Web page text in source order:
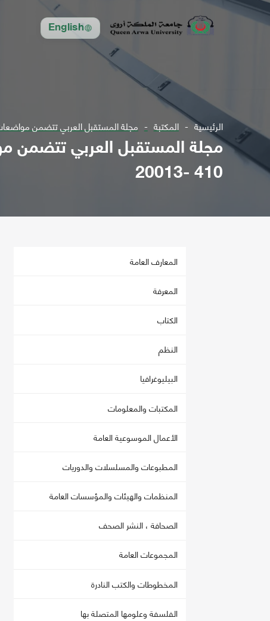
English
الرئيسية المكتبة مجلة المستقبل العربي تتضمن مواضعات في مجال
410 -20013
المعارف العامة
المعرفة
الكتاب
النظم
البيليوغرافيا
المكتبات والمعلومات
الأعمال الموسوعية العامة
المطبوعات والمسلسلات والدوريات
المنظمات والهيئات والمؤسسات العامة
الصحافة ، النشر الصحف
المجموعات العامة
المخطوطات والكتب النادرة
الفلسفة وعلومها المتصلة بها